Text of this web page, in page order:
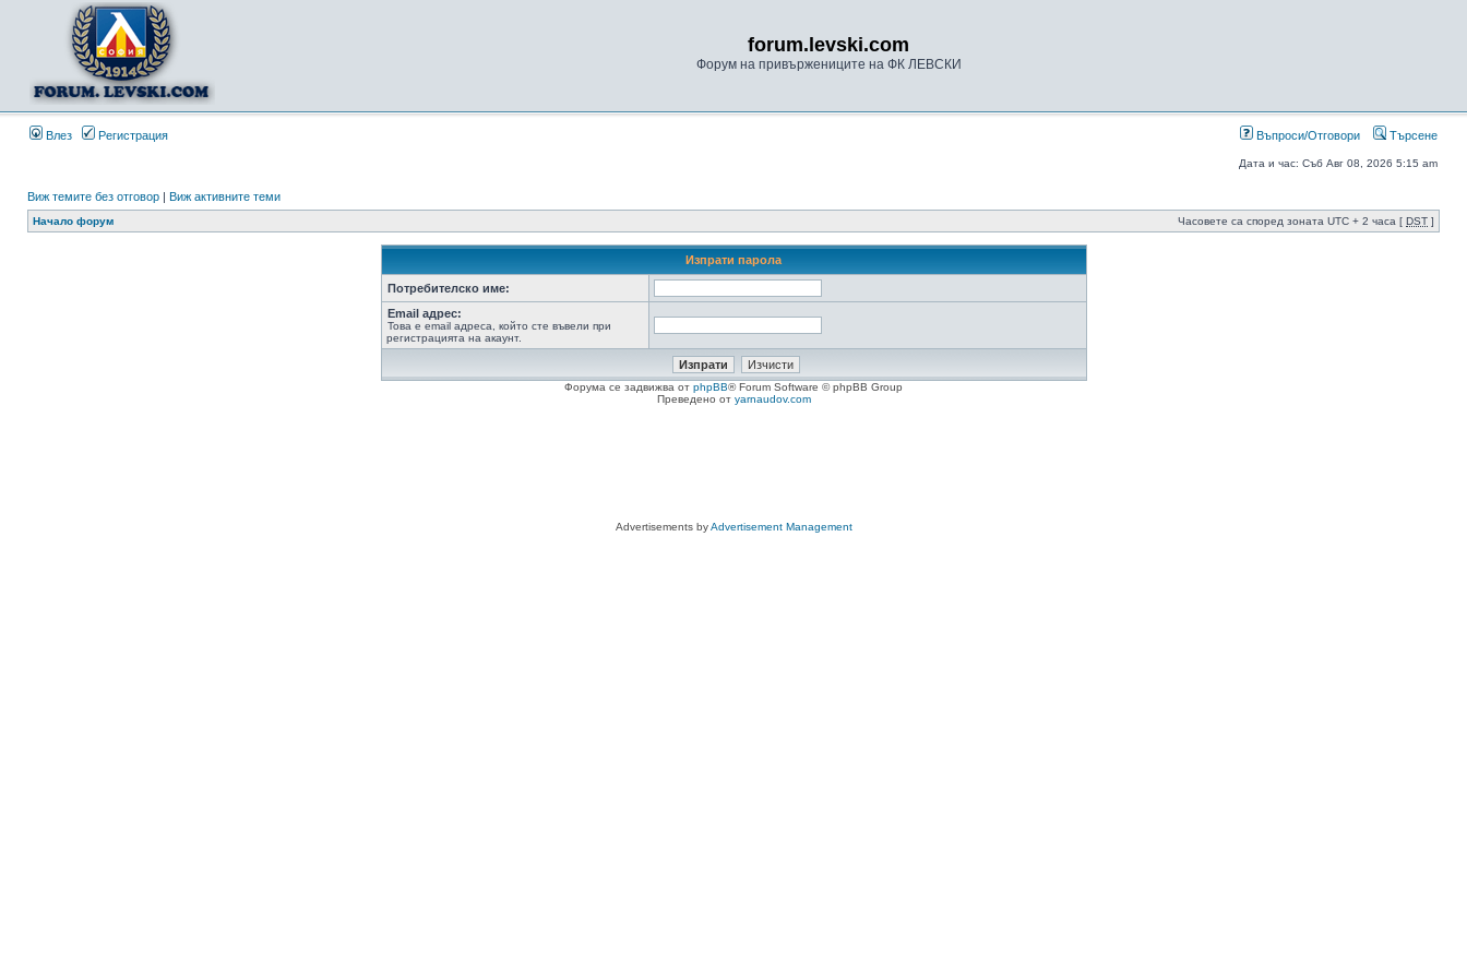
forum.levski.com
Форум на привържениците на ФК ЛЕВСКИ
Влез Регистрация Въпроси/Отговори Търсене
Дата и час: Съб Авг 08, 2026 5:15 am
Виж темите без отговор | Виж активните теми
Начало форум Часовете са според зоната UTC + 2 часа [ DST ]
Изпрати парола
Потребителско име:
Email адрес:
Това е email адреса, който сте въвели при
регистрацията на акаунт.
Форума се задвижва от phpBB® Forum Software © phpBB Group
Преведено от yarnaudov.com
Advertisements byAdvertisement Management